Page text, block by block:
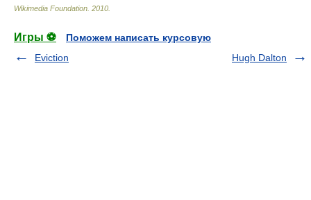
Wikimedia Foundation 2010
Игры ⚽
Поможем написать курсовую
Eviction
Hugh Dalton